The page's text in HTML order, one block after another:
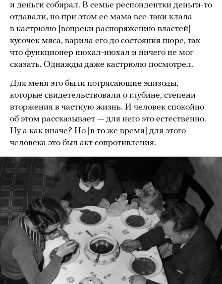
и деньги собирал. В семье респондентки деньги-то
отдавали, но при этом ее мама все-таки клала
в кастрюлю [вопреки распоряжению властей]
кусочек мяса, варила его до состояния пюре, так
что функционер нюхал-нюхал и ничего не мог
сказать. Однажды даже кастрюлю посмотрел.
Для меня это были потрясающие эпизоды,
которые свидетельствовали о глубине, степени
вторжения в частную жизнь. И человек спокойно
об этом рассказывает — для него это естественно.
Ну а как иначе? Но [в то же время] для этого
человека это был акт сопротивления.